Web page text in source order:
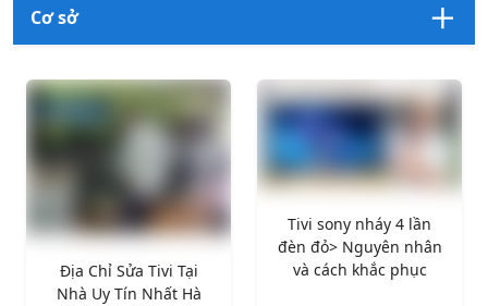
Cơ sở
Địa Chỉ Sửa Tivi Tại
Nhà Uy Tín Nhất Hà
Tivi sony nháy 4 lần
đèn đỏ> Nguyên nhân
và cách khắc phục